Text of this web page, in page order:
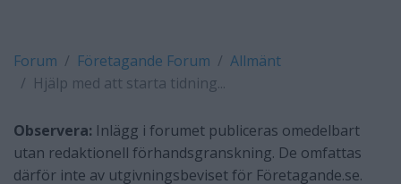
Forum Företagande Forum
Allmänt
Hjälp med att starta tidning...
Observera: Inlägg i forumet publiceras omedelbart
utan redaktionell förhandsgranskning. De omfattas
därför inte av utgivningsbeviset för Företagande.se.